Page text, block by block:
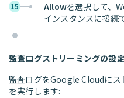
15 Allowを選択して、
インスタンスに接続
監査ログストリーミングの設
監査ログをGoogle Cloudにス
を実行します: